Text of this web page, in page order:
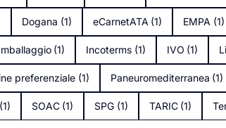
Dogana (1) eCarnetATA (1) EMPA (1)
(1) Incoterms (1) IVO (1)
preferenziale (1) Paneuromediterranea (1)
(1) SOAC (1) SPG (1) TARIC (1)